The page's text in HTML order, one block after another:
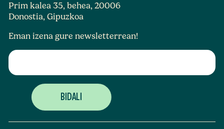
Prim kalea 35, behea, 20006
Donostia, Gipuzkoa
Eman izena gure newsletterrean!